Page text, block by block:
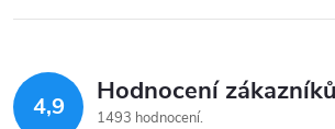
4,9 Hodnocení zákazníků
1493 hodnocení